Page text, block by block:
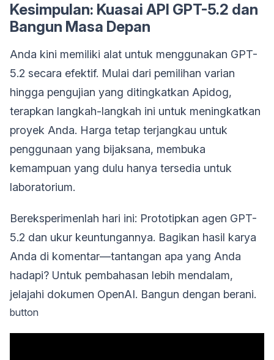
Kesimpulan: Kuasai API GPT-5.2 dan
Bangun Masa Depan
Anda kini memiliki alat untuk menggunakan GPT-
5.2 secara efektif. Mulai dari pemilihan varian
hingga pengujian yang ditingkatkan Apidog,
terapkan langkah-langkah ini untuk meningkatkan
proyek Anda. Harga tetap terjangkau untuk
penggunaan yang bijaksana, membuka
kemampuan yang dulu hanya tersedia untuk
laboratorium.
Bereksperimenlah hari ini: Prototipkan agen GPT-
5.2 dan ukur keuntungannya. Bagikan hasil karya
Anda di komentar—tantangan apa yang Anda
hadapi? Untuk pembahasan lebih mendalam,
jelajahi dokumen OpenAI. Bangun dengan berani.
button